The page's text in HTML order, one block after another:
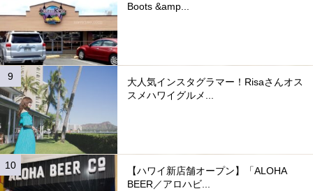
Boots &amp...
大人気インスタグラマー！Risaさんオス
スメハワイグルメ...
【ハワイ新店舗オープン】「ALOHA
BEER／アロハビ...